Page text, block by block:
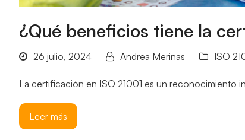
¿Qué beneficios tiene la
26 julio, 2024 Andrea Merinas ISO
La certificación en ISO 21001 es un reconocimiento
Leer más